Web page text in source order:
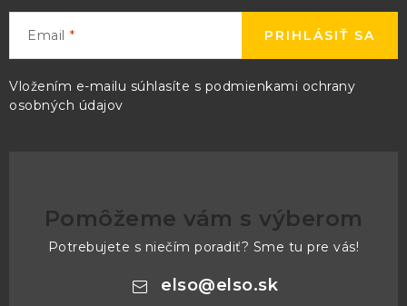
Email
Vložením e-mailu súhlasíte s podmienkami ochrany
osobných údajov
PRIHLÁSIŤ SA
Pomôžeme vám s výberom
Potrebujete s niečím poradiť? Sme tu pre vás!
elso@elso.sk